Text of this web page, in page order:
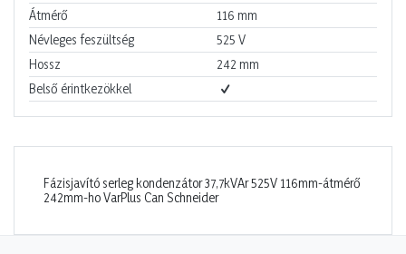
Átmérő
116 mm
Névleges feszültség
525 V
Hossz
242 mm
Belső érintkezökkel
Fázisjavító serleg kondenzátor 37,7kVAr 525V 116mm-átmérő
242mm-ho VarPlus Can Schneider